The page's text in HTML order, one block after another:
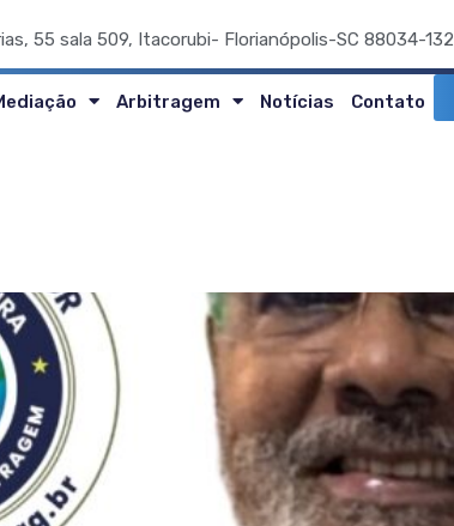
55 sala 509, Itacorubi- Florianópolis-SC 88034-132
Arbitragem Notícias Contato